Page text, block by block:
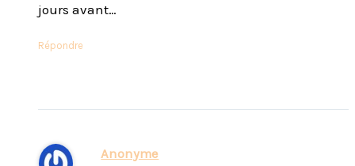
jours avant…
Répondre
Anonyme